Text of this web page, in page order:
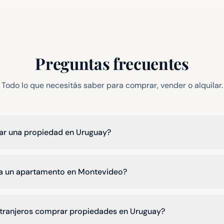
Preguntas frecuentes
Todo lo que necesitás saber para comprar, vender o alquilar.
una propiedad en Uruguay?
un apartamento en Montevideo?
comprar propiedades en Uruguay?